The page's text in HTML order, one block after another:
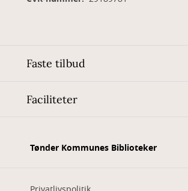
Faste tilbud
Faciliteter
Tønder Kommunes Biblioteker